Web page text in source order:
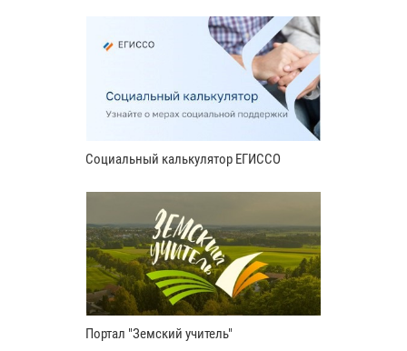
Социальный калькулятор ЕГИССО
Портал "Земский учитель"